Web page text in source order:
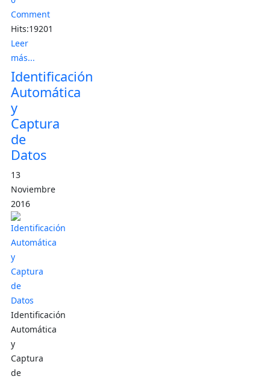
Comment
Hits:19201
Leer
más...
Identificación
Automática
y
Captura
de
Datos
13
Noviembre
2016
Identificación
Automática
y
Captura
de